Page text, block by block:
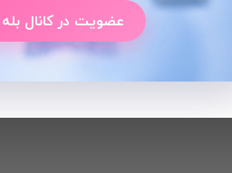
عضویت در کانال بله